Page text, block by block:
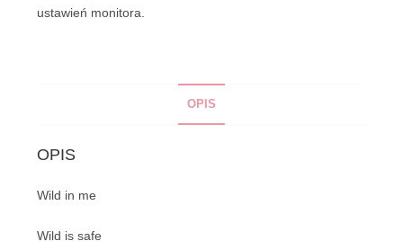
ustawień monitora.
OPIS
OPIS
Wild in me
Wild is safe